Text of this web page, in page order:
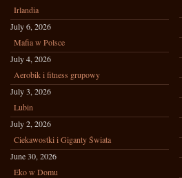
Irlandia
July 6, 2026
Mafia w Polsce
July 4, 2026
Aerobik i fitness grupowy
July 3, 2026
Lubin
July 2, 2026
Ciekawostki i Giganty Świata
June 30, 2026
Eko w Domu